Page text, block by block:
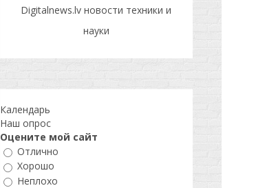
Digitalnews.lv новости техники и
науки
Календарь
Наш опрос
Оцените мой сайт
Отлично
Хорошо
Неплохо